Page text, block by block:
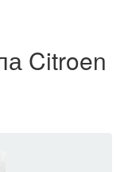
Citroen